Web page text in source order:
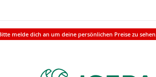
melde dich an um deine persönlichen Preise zu sehen.